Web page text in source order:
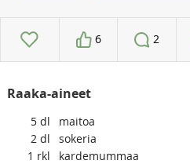
6 2
Raaka-aineet
5 dl
maitoa
2 dl
sokeria
1 rkl
kardemummaa